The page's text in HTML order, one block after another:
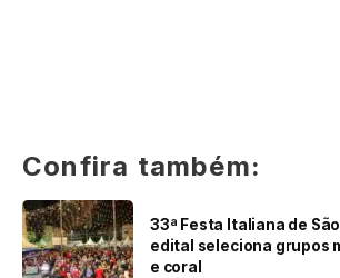
Confira também:
33ª Festa Italiana de
edital seleciona grupos
e coral